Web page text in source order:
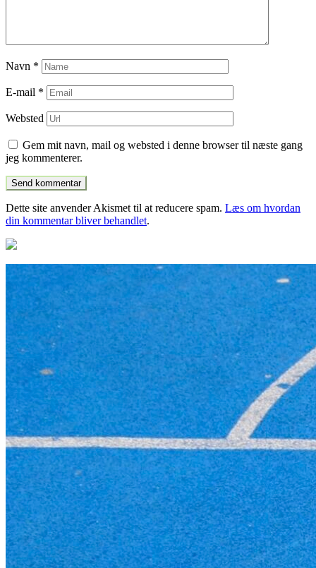
Navn *
E-mail *
Websted
Gem mit navn, mail og websted i denne browser til næste gang
jeg kommenterer.
Dette site anvender Akismet til at reducere spam. Læs om hvordan
din kommentar bliver behandlet.